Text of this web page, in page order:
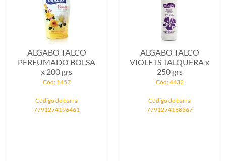
ALGABO TALCO
PERFUMADO BOLSA
x 200 grs
Cód: 1457
Código de barra
7791274196461
ALGABO TALCO
VIOLETS TALQUERA x
250 grs
Cód: 4432
Código de barra
7791274188367